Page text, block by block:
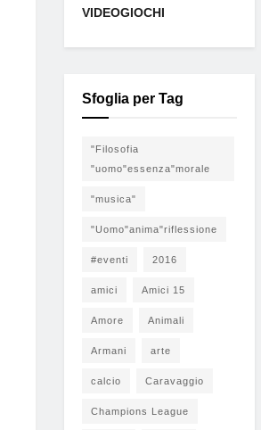
VIDEOGIOCHI
Sfoglia per Tag
"Filosofia
"uomo"essenza"morale
"musica"
"Uomo"anima"riflessione
#eventi 2016
amici Amici 15
Amore Animali
Armani arte
calcio Caravaggio
Champions League